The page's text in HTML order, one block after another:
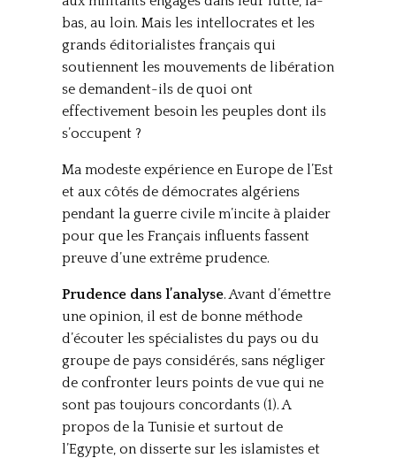
bas, au loin. Mais les intellocrates et les
grands éditorialistes français qui
soutiennent les mouvements de libération
se demandent-ils de quoi ont
effectivement besoin les peuples dont ils
s’occupent ?
Ma modeste expérience en Europe de l’Est
et aux côtés de démocrates algériens
pendant la guerre civile m’incite à plaider
pour que les Français influents fassent
preuve d’une extrême prudence.
Prudence dans l’analyse. Avant d’émettre
une opinion, il est de bonne méthode
d’écouter les spécialistes du pays ou du
groupe de pays considérés, sans négliger
de confronter leurs points de vue qui ne
sont pas toujours concordants (1). A
propos de la Tunisie et surtout de
l’Egypte, on disserte sur les islamistes et